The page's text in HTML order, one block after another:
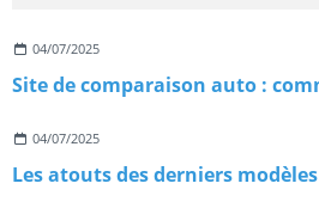
04/07/2025
04/07/2025